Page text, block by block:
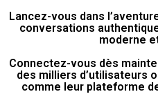
Lancez-vous dans
conversations
moderne
Connectez-vous dès
des milliers d’utilisateurs
comme leur plateforme